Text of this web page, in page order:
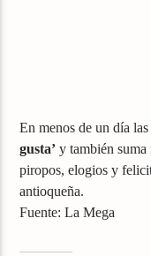
En menos de un día
gusta’ y también
piropos, elogios y
antioqueña.
Fuente: La Mega